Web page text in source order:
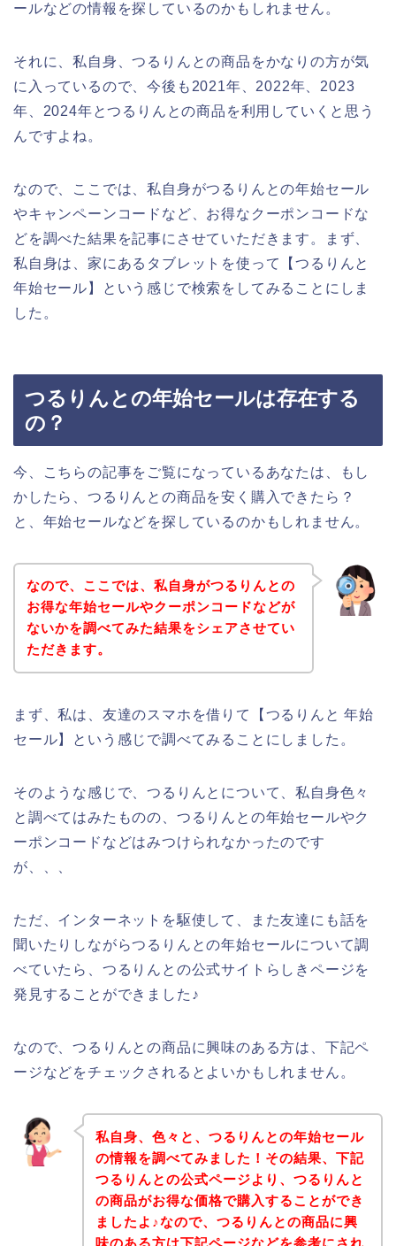
ールなどの情報を探しているのかもしれません。
それに、私自身、つるりんとの商品をかなりの方が気
に入っているので、今後も2021年、2022年、2023
年、2024年とつるりんとの商品を利用していくと思う
んですよね。
なので、ここでは、私自身がつるりんとの年始セール
やキャンペーンコードなど、お得なクーポンコードな
どを調べた結果を記事にさせていただきます。まず、
私自身は、家にあるタブレットを使って【つるりんと
年始セール】という感じで検索をしてみることにしま
した。
つるりんとの年始セールは存在する
の？
今、こちらの記事をご覧になっているあなたは、もし
かしたら、つるりんとの商品を安く購入できたら？
と、年始セールなどを探しているのかもしれません。
なので、ここでは、私自身がつるりんとの
お得な年始セールやクーポンコードなどが
ないかを調べてみた結果をシェアさせてい
ただきます。
まず、私は、友達のスマホを借りて【つるりんと 年始
セール】という感じで調べてみることにしました。
そのような感じで、つるりんとについて、私自身色々
と調べてはみたものの、つるりんとの年始セールやク
ーポンコードなどはみつけられなかったのです
が、、、
ただ、インターネットを駆使して、また友達にも話を
聞いたりしながらつるりんとの年始セールについて調
べていたら、つるりんとの公式サイトらしきページを
発見することができました♪
なので、つるりんとの商品に興味のある方は、下記ペ
ージなどをチェックされるとよいかもしれません。
私自身、色々と、つるりんとの年始セール
の情報を調べてみました！その結果、下記
つるりんとの公式ページより、つるりんと
の商品がお得な価格で購入することができ
ましたよ♪なので、つるりんとの商品に興
味のある方は下記ページなどを参考にされ